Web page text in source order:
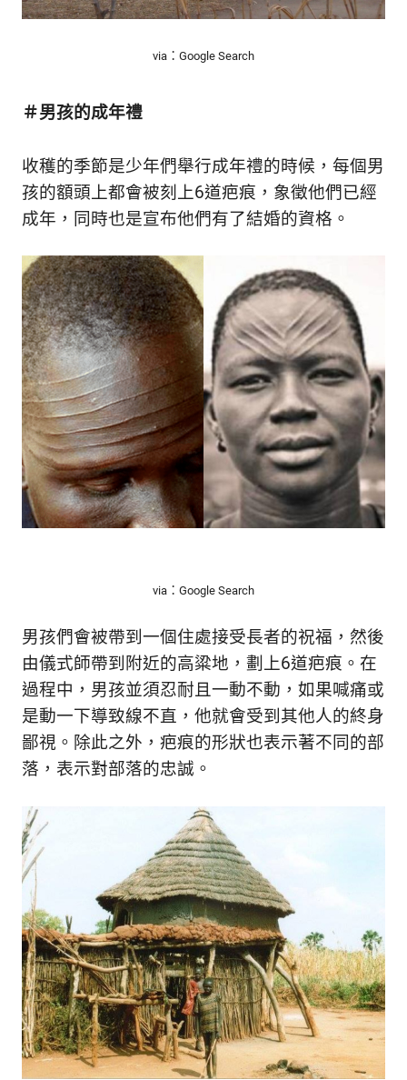
via：Google Search
＃男孩的成年禮
收穫的季節是少年們舉行成年禮的時候，每個男
孩的額頭上都會被刻上6道疤痕，象徵他們已經
成年，同時也是宣布他們有了結婚的資格。
via：Google Search
男孩們會被帶到一個住處接受長者的祝福，然後
由儀式師帶到附近的高粱地，劃上6道疤痕。在
過程中，男孩並須忍耐且一動不動，如果喊痛或
是動一下導致線不直，他就會受到其他人的終身
鄙視。除此之外，疤痕的形狀也表示著不同的部
落，表示對部落的忠誠。